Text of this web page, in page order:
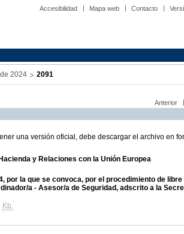
Accesibilidad Mapa web Contacto
2024 2091
Anterior
una versión oficial, debe descargar el archivo en
y Relaciones con la Unión Europea
por la que se convoca, por el procedimiento de libre
a - Asesor/a de Seguridad, adscrito a la
Kb.